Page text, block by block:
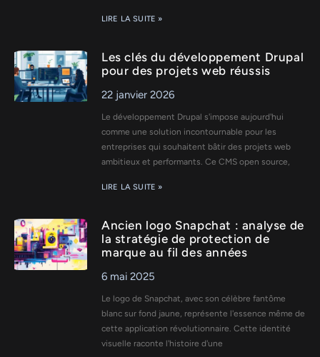
LIRE LA SUITE »
Les clés du développement Drupal
pour des projets web réussis
22 janvier 2026
Le développement Drupal s'impose aujourd'hui
comme une solution incontournable pour les
entreprises qui souhaitent bâtir des projets web
ambitieux et performants. Ce CMS open source,
LIRE LA SUITE »
Ancien logo Snapchat : analyse de
la stratégie de protection de
marque au fil des années
6 mai 2025
Le logo de Snapchat, avec son célèbre fantôme
blanc sur fond jaune, représente l'essence même de
cette application révolutionnaire. Cette identité
visuelle raconte l'histoire d'une